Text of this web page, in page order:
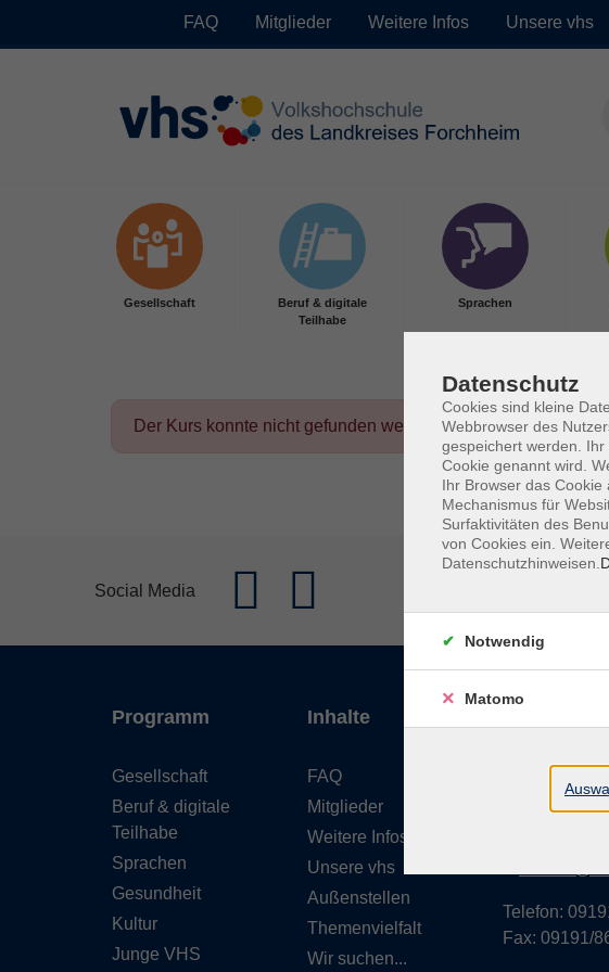
FAQ Mitglieder Weitere Infos Unsere vhs
Gesellschaft
Beruf & digitale
Teilhabe
Sprachen
Der Kurs konnte nicht gefunden werden.
Social Media
Programm
Gesellschaft
Beruf & digitale
Teilhabe
Sprachen
Gesundheit
Kultur
Junge VHS
Inhalte
FAQ
Mitglieder
Weitere Infos
Unsere vhs
Außenstellen
Themenvielfalt
Wir suchen...
Telefon:
Fax: 09191/
Datenschutz
Cookies sind kleine
Webbrowser des
gespeichert werden.
Cookie genannt wird.
Ihr Browser das
Mechanismus für
Surfaktivitäten des
von Cookies ein.
Datenschutzhinweisen.
Notwendig
Matomo